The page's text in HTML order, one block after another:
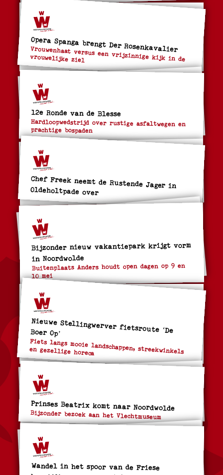
Opera Spanga brengt Der Rosenkavalier
Vrouwenhaat versus een vrijzinnige kijk in de
vrouwelijke ziel
12e Ronde van de Blesse
Hardloopwedstrijd over rustige asfaltwegen en
prachtige bospaden
Chef Freek neemt de Rustende Jager in
Oldeholtpade over
Bijzonder nieuw vakantiepark krijgt vorm
in Noordwolde
Buitenplaats Anders houdt open dagen op 9 en
10 mei
Nieuwe Stellingwerver fietsroute ‘De Boer Op’
Fiets langs mooie landschappen, streekwinkels
en gezellige horeca
Prinses Beatrix komt naar Noordwolde
Bijzonder bezoek aan het Vlechtmuseum
Wandel in het spoor van de Friese